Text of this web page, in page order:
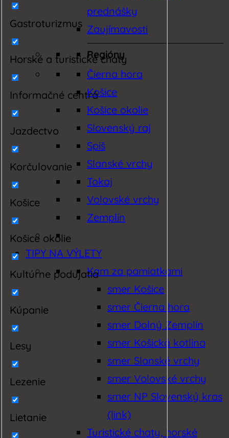
Gastroturizmus
Horské a turistické chaty
Informačné centrá
Jazdectvo
Korčulovanie
Košice
Košice okolie
Kultúrne podujatia
Kúpanie
Lesy
Lezenie
Lietanie
prednášky
Zaujímavosti
Regióny
Čierna hora
Košice
Košice okolie
Slovenský raj
Spiš
Slanské vrchy
Tokaj
Volovské vrchy
Zemplín
TIPY NA VÝLETY
Kam za pamiatkami
smer Košice
smer Čierna hora
smer Dolný Zemplín
smer Košická kotlina
smer Slanské vrchy
smer Volovské vrchy
smer NP Slovenský kras
(link)
Turistické chaty, horské